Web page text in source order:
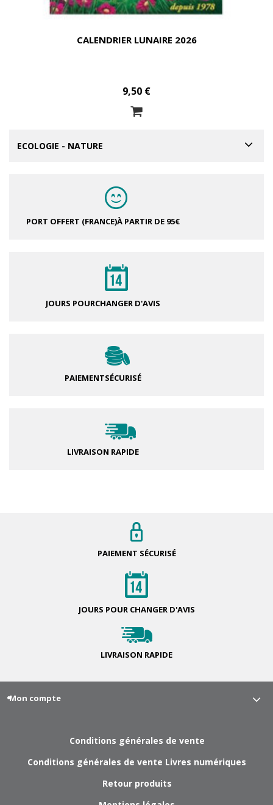
CALENDRIER LUNAIRE 2026
9,50 €
ECOLOGIE - NATURE
PORT OFFERT (FRANCE)À PARTIR DE 95€
JOURS POURCHANGER D'AVIS
PAIEMENTSÉCURISÉ
LIVRAISON RAPIDE
PAIEMENT SÉCURISÉ
JOURS POUR CHANGER D'AVIS
LIVRAISON RAPIDE
Mon compte
Conditions générales de vente
Conditions générales de vente Livres numériques
Retour produits